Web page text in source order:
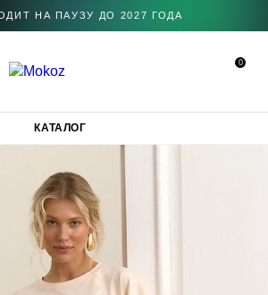
НА ПАУЗУ ДО 2027 ГОДА
0